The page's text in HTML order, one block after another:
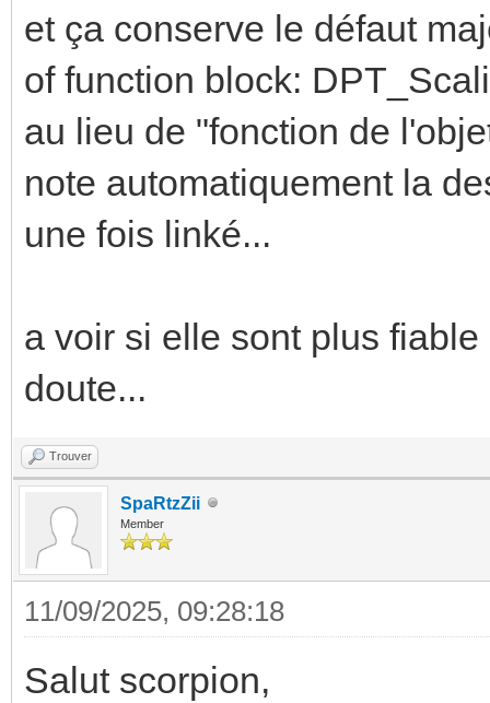
et ça conserve le défaut
of function block:
au lieu de "fonction de
note automatiquement la
une fois linké...
a voir si elle sont plus
doute...
Trouver
SpaRtzZii
Member
11/09/2025, 09:28:18
Salut scorpion,